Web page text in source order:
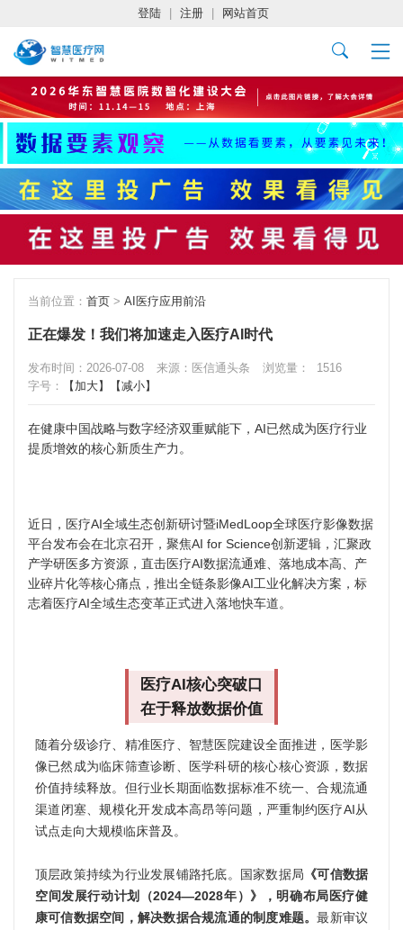
登陆 注册 网站首页
当前位置： 首页 > AI医疗应用前沿
正在爆发！我们将加速走入医疗AI时代
发布时间：2026-07-08 来源：医信通头条 浏览量：
1516
字号：
【加大】 【减小】
在健康中国战略与数字经济双重赋能下，AI已然成为医疗行业
提质增效的核心新质生产力。
近日，医疗AI全域生态创新研讨暨iMedLoop全球医疗影像数据
平台发布会在北京召开，聚焦AI for Science创新逻辑，汇聚政
产学研医多方资源，直击医疗AI数据流通难、落地成本高、产
业碎片化等核心痛点，推出全链条影像AI工业化解决方案，标
志着医疗AI全域生态变革正式进入落地快车道。
医疗AI核心突破口
在于释放数据价值
随着分级诊疗、精准医疗、智慧医院建设全面推进，医学影
像已然成为临床筛查诊断、医学科研的核心核心资源，数据
价值持续释放。但行业长期面临数据标准不统一、合规流通
渠道闭塞、规模化开发成本高昂等问题，严重制约医疗AI从
试点走向大规模临床普及。
顶层政策持续为行业发展铺路托底。国家数据局 《可信数据
空间发展行动计划（2024—2028年）》，明确布局医疗健
康可信数据空间，解决数据合规流通的制度难题。最新审议